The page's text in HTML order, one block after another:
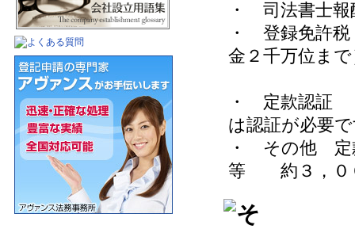
・ 司法書士
・ 登録免許
金２千万位ま
・ 定款認証
は認証が必要
・ その他 定
等 約３，０